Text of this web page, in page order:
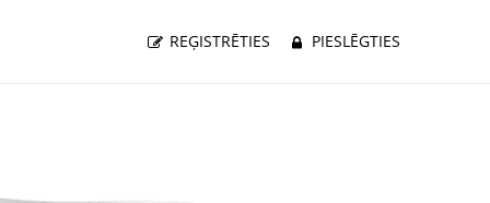
REĢISTRĒTIES PIESLĒGTIES